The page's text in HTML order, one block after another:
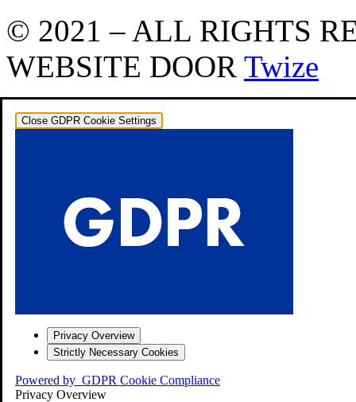
© 2021 – ALL RIGHTS
WEBSITE DOOR Twize
Close GDPR Cookie Settings
Privacy Overview
Strictly Necessary Cookies
Powered by GDPR Cookie Compliance
Privacy Overview